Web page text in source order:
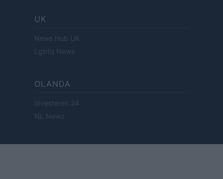
UK
News Hub UK
Lgbtq News
OLANDA
Investeren 24
NL Newz